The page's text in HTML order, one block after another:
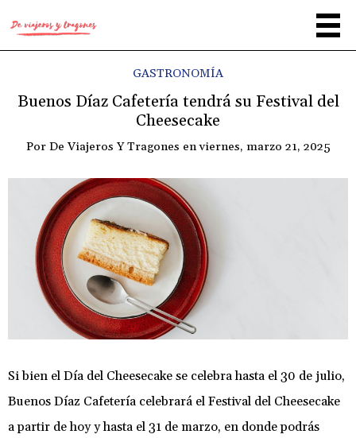
GASTRONOMÍA
Buenos Díaz Cafetería tendrá su Festival del
Cheesecake
Por De Viajeros Y Tragones enviernes, marzo 21, 2025
Si bien el Día del Cheesecake se celebra hasta el 30 de julio,
Buenos Díaz Cafetería celebrará el Festival del Cheesecake
a partir de hoy y hasta el 31 de marzo, en donde podrás